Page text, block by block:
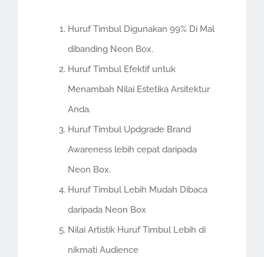
Huruf Timbul Digunakan 99% Di Mal
dibanding Neon Box.
Huruf Timbul Efektif untuk
Menambah Nilai Estetika Arsitektur
Anda.
Huruf Timbul Updgrade Brand
Awareness lebih cepat daripada
Neon Box.
Huruf Timbul Lebih Mudah Dibaca
daripada Neon Box
Nilai Artistik Huruf Timbul Lebih di
nikmati Audience